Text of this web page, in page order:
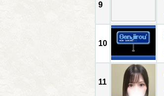
9
10
11